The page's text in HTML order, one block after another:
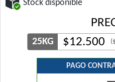
Stock disponible
25KG $12.500
PAGO